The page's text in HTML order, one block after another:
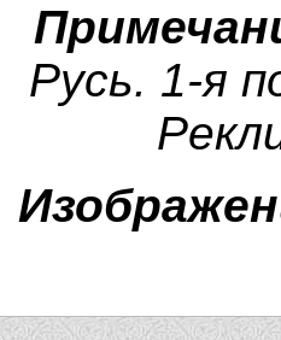
Русь. 1-я